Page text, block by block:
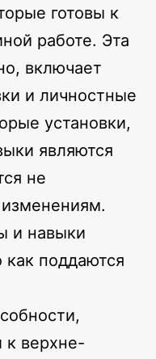
готовы к
работе. Эта
включает
и личностные
установки,
являются
не
и навыки
поддаются
к верхне-